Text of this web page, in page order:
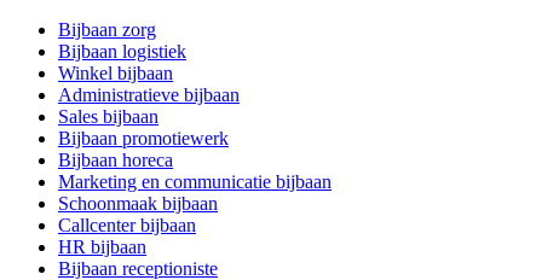
Bijbaan zorg
Bijbaan logistiek
Winkel bijbaan
Administratieve bijbaan
Sales bijbaan
Bijbaan promotiewerk
Bijbaan horeca
Marketing en communicatie bijbaan
Schoonmaak bijbaan
Callcenter bijbaan
HR bijbaan
Bijbaan receptioniste